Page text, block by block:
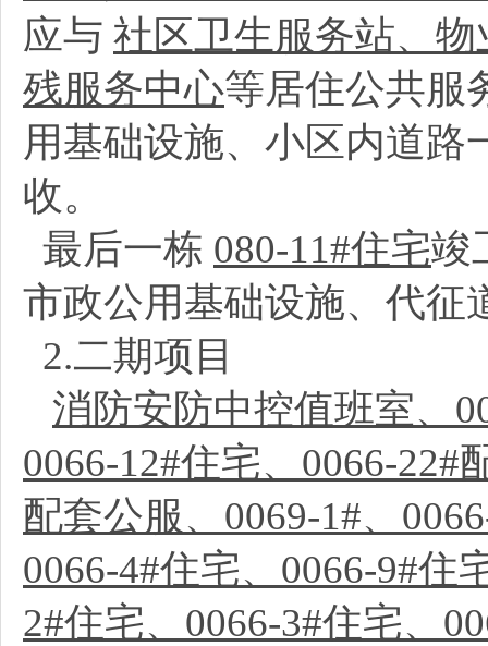
应与 社区卫生服务站、
残服务中心等居住公共服
用基础设施、小区内道路
收。
最后一栋 080-11#住宅竣
市政公用基础设施、代征
2.二期项目
消防安防中控值班室、
0066-12#住宅、0066-22#
配套公服、0069-1#、
0066-4#住宅、0066-9#住
2#住宅、0066-3#住宅、